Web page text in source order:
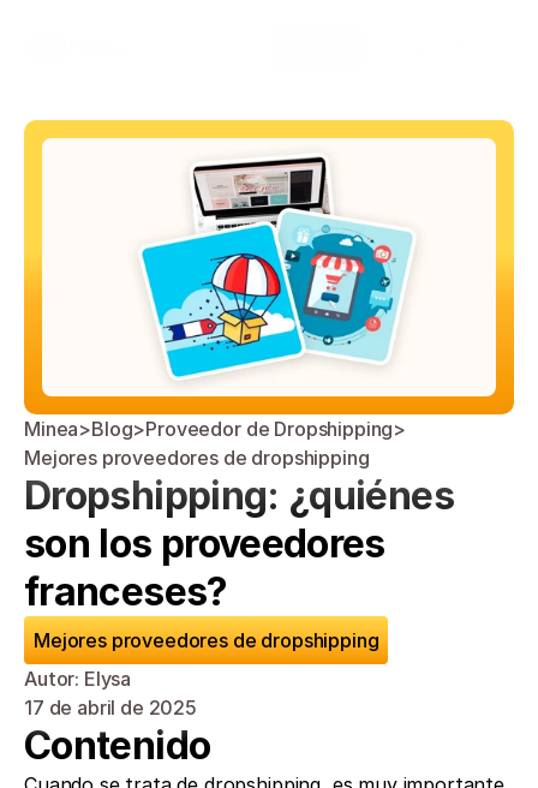
Minea>Blog>Proveedor de Dropshipping>
Mejores proveedores de dropshipping
Dropshipping: ¿quiénes
son los proveedores
franceses?
Mejores proveedores de dropshipping
Autor: Elysa
17 de abril de 2025
Contenido